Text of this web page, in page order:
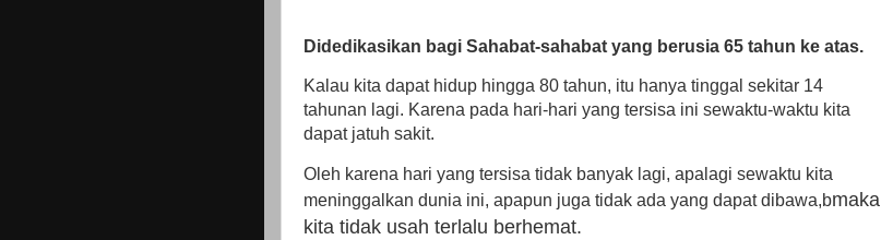
Didedikasikan bagi Sahabat-sahabat yang berusia 65 tahun ke atas.
Kalau kita dapat hidup hingga 80 tahun, itu hanya tinggal sekitar 14
tahunan lagi. Karena pada hari-hari yang tersisa ini sewaktu-waktu kita
dapat jatuh sakit.
Oleh karena hari yang tersisa tidak banyak lagi, apalagi sewaktu kita
meninggalkan dunia ini, apapun juga tidak ada yang dapat dibawa,bmaka
kita tidak usah terlalu berhemat.